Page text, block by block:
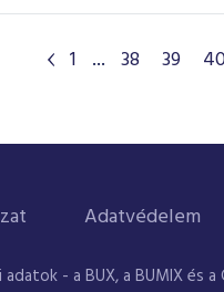
1 ... 38 39
Adatvédelem
- a BUX, a BUMIX és